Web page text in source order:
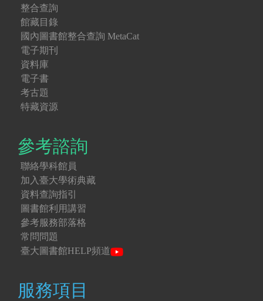
整合查詢
館藏目錄
國內圖書館整合查詢 MetaCat
電子期刊
資料庫
電子書
考古題
特藏資源
參考諮詢
聯絡學科館員
加入臺大學術典藏
資料查詢指引
圖書館利用講習
參考服務部落格
常問問題
臺大圖書館HELP頻道
服務項目